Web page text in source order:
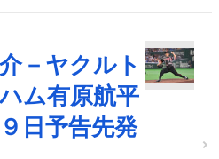
－ヤクルト
ム有原航平
日予告先発